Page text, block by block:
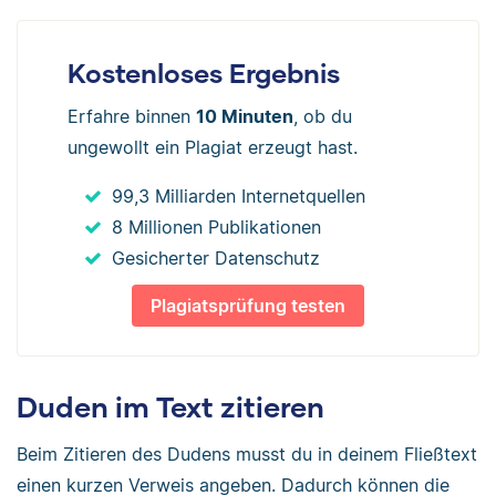
Kostenloses Ergebnis
Erfahre binnen 10 Minuten, ob du
ungewollt ein Plagiat erzeugt hast.
99,3 Milliarden Internetquellen
8 Millionen Publikationen
Gesicherter Datenschutz
Plagiatsprüfung testen
Duden im Text zitieren
Beim Zitieren des Dudens musst du in deinem Fließtext
einen kurzen Verweis angeben. Dadurch können die